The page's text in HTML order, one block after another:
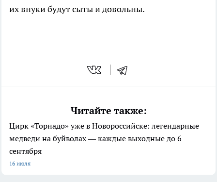
их внуки будут сыты и довольны.
Читайте также:
Цирк «Торнадо» уже в Новороссийске: легендарные
медведи на буйволах — каждые выходные до 6
сентября
16 июля